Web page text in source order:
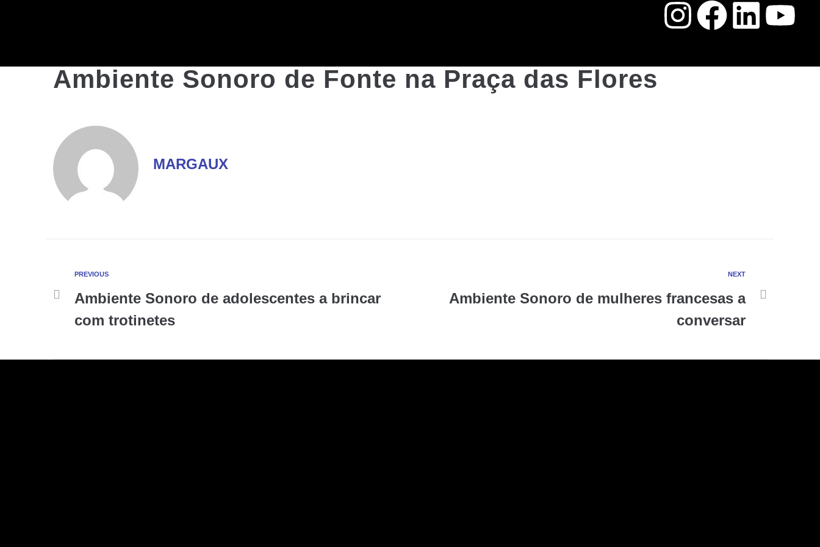
Ambiente Sonoro de Fonte na Praça das Flores
MARGAUX
PREVIOUS
Ambiente Sonoro de adolescentes a brincar
com trotinetes
NEXT
Ambiente Sonoro de mulheres francesas a
conversar